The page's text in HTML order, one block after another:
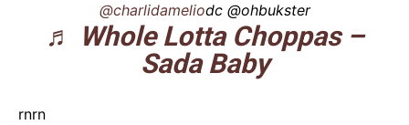
@charlidameliodc @ohbukster
♬ Whole Lotta Choppas –
Sada Baby
rnrn